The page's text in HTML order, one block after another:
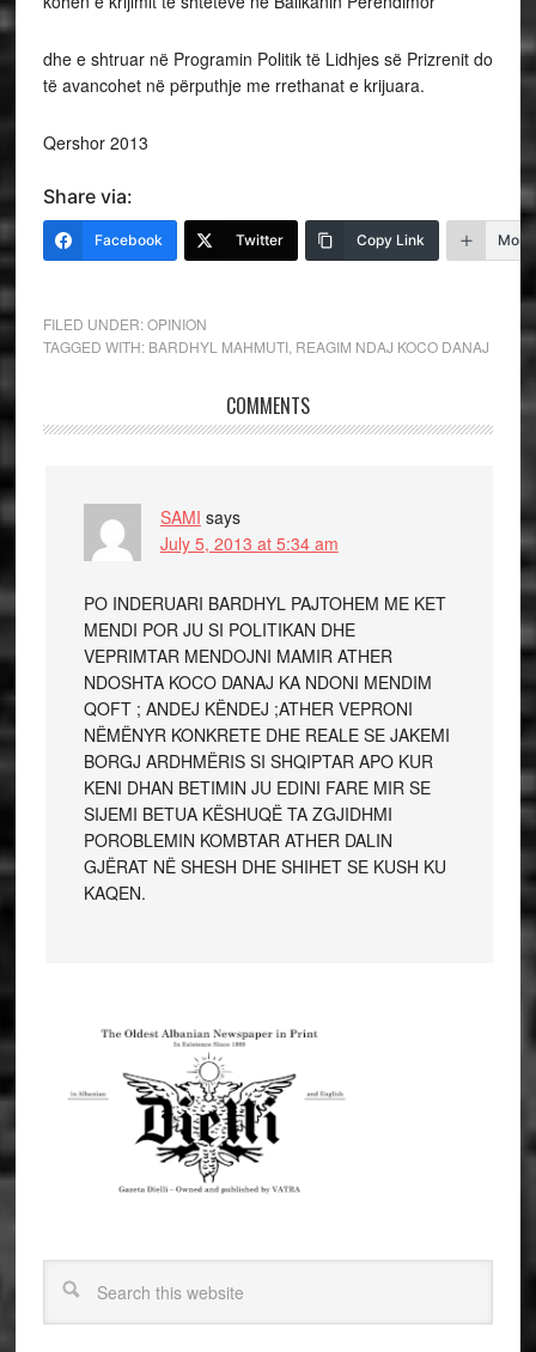
dhe e shtruar në Programin Politik të Lidhjes së Prizrenit do
të avancohet në përputhje me rrethanat e krijuara.
Qershor 2013
Share via:
Facebook Twitter Copy Link More
FILED UNDER:OPINION
TAGGED WITH: BARDHYL MAHMUTI, REAGIM NDAJ KOCO DANAJ
COMMENTS
SAMI says
July 5, 2013 at 5:34 am
PO INDERUARI BARDHYL PAJTOHEM ME KET
MENDI POR JU SI POLITIKAN DHE
VEPRIMTAR MENDOJNI MAMIR ATHER
NDOSHTA KOCO DANAJ KA NDONI MENDIM
QOFT ; ANDEJ KËNDEJ ;ATHER VEPRONI
NËMËNYR KONKRETE DHE REALE SE JAKEMI
BORGJ ARDHMËRIS SI SHQIPTAR APO KUR
KENI DHAN BETIMIN JU EDINI FARE MIR SE
SIJEMI BETUA KËSHUQË TA ZGJIDHMI
POROBLEMIN KOMBTAR ATHER DALIN
GJËRAT NË SHESH DHE SHIHET SE KUSH KU
KAQEN.